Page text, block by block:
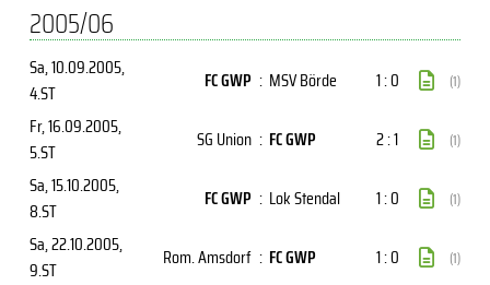
2005/06
Sa, 10.09.2005,
4.ST
FC GWP : MSV Börde 1 : 0 (1)
Fr, 16.09.2005,
5.ST
SG Union : FC GWP 2 : 1 (1)
Sa, 15.10.2005,
8.ST
FC GWP : Lok Stendal 1 : 0 (1)
Sa, 22.10.2005,
9.ST
Rom. Amsdorf : FC GWP 1 : 0 (1)